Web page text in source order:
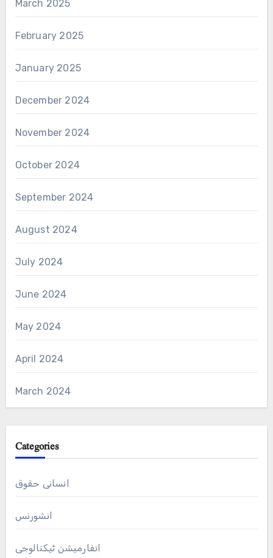
March 2025
February 2025
January 2025
December 2024
November 2024
October 2024
September 2024
August 2024
July 2024
June 2024
May 2024
April 2024
March 2024
Categories
انسانی حقوق
انشورنس
انفارمیشن ٹیکنالوجی